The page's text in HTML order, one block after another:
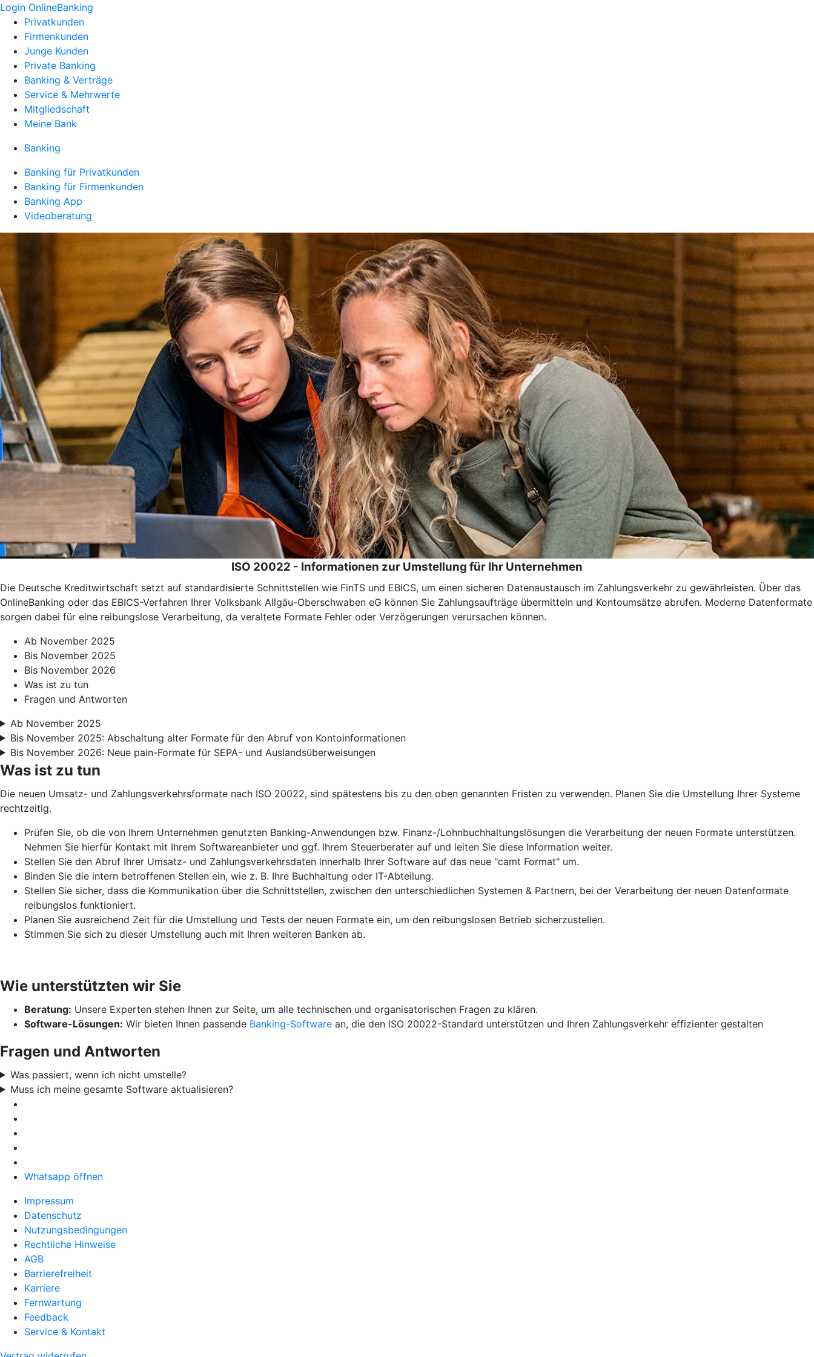
Login OnlineBanking
Privatkunden
Firmenkunden
Junge Kunden
Private Banking
Banking & Verträge
Service & Mehrwerte
Mitgliedschaft
Meine Bank
Banking
Banking für Privatkunden
Banking für Firmenkunden
Banking App
Videoberatung
ISO 20022 - Informationen zur Umstellung für Ihr Unternehmen
Die Deutsche Kreditwirtschaft setzt auf standardisierte Schnittstellen wie FinTS und EBICS, um einen sicheren Datenaustausch im Zahlungsverkehr zu gewährleisten. Über das
OnlineBanking oder das EBICS-Verfahren Ihrer Volksbank Allgäu-Oberschwaben eG können Sie Zahlungsaufträge übermitteln und Kontoumsätze abrufen. Moderne Datenformate
sorgen dabei für eine reibungslose Verarbeitung, da veraltete Formate Fehler oder Verzögerungen verursachen können.
Ab November 2025
Bis November 2025
Bis November 2026
Was ist zu tun
Fragen und Antworten
Ab November 2025
Bis November 2025: Abschaltung alter Formate für den Abruf von Kontoinformationen
Bis November 2026: Neue pain-Formate für SEPA- und Auslandsüberweisungen
Was ist zu tun
Die neuen Umsatz- und Zahlungsverkehrsformate nach ISO 20022, sind spätestens bis zu den oben genannten Fristen zu verwenden. Planen Sie die Umstellung Ihrer Systeme
rechtzeitig.
Prüfen Sie, ob die von Ihrem Unternehmen genutzten Banking-Anwendungen bzw. Finanz-/Lohnbuchhaltungslösungen die Verarbeitung der neuen Formate unterstützen.
Nehmen Sie hierfür Kontakt mit Ihrem Softwareanbieter und ggf. Ihrem Steuerberater auf und leiten Sie diese Information weiter.
Stellen Sie den Abruf Ihrer Umsatz- und Zahlungsverkehrsdaten innerhalb Ihrer Software auf das neue "camt Format" um.
Binden Sie die intern betroffenen Stellen ein, wie z. B. Ihre Buchhaltung oder IT-Abteilung.
Stellen Sie sicher, dass die Kommunikation über die Schnittstellen, zwischen den unterschiedlichen Systemen & Partnern, bei der Verarbeitung der neuen Datenformate
reibungslos funktioniert.
Planen Sie ausreichend Zeit für die Umstellung und Tests der neuen Formate ein, um den reibungslosen Betrieb sicherzustellen.
Stimmen Sie sich zu dieser Umstellung auch mit Ihren weiteren Banken ab.
Wie unterstützten wir Sie
Beratung: Unsere Experten stehen Ihnen zur Seite, um alle technischen und organisatorischen Fragen zu klären.
Software-Lösungen: Wir bieten Ihnen passende Banking-Software an, die den ISO 20022-Standard unterstützen und Ihren Zahlungsverkehr effizienter gestalten​
Fragen und Antworten
Was passiert, wenn ich nicht umstelle?
Muss ich meine gesamte Software aktualisieren?
Whatsapp öffnen
Impressum
Datenschutz
Nutzungsbedingungen
Rechtliche Hinweise
AGB
Barrierefreiheit
Karriere
Fernwartung
Feedback
Service & Kontakt